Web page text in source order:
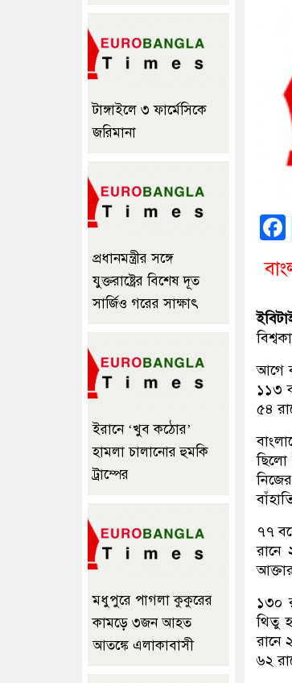
আগে
১১৩
৫৪
ছিলো
৭৭
রানে
১৩০
থিতু
রানে
৬২
টাঙ্গাইলে ৩ ফার্মেসিকে
জরিমানা
প্রধানমন্ত্রীর সঙ্গে
যুক্তরাষ্ট্রের বিশেষ দূত
সার্জিও গরের সাক্ষাৎ
ইরানে ‘খুব কঠোর’
হামলা চালানোর হুমকি
ট্রাম্পের
মধুপুরে পাগলা কুকুরের
কামড়ে ৩জন আহত
আতঙ্কে এলাকাবাসী